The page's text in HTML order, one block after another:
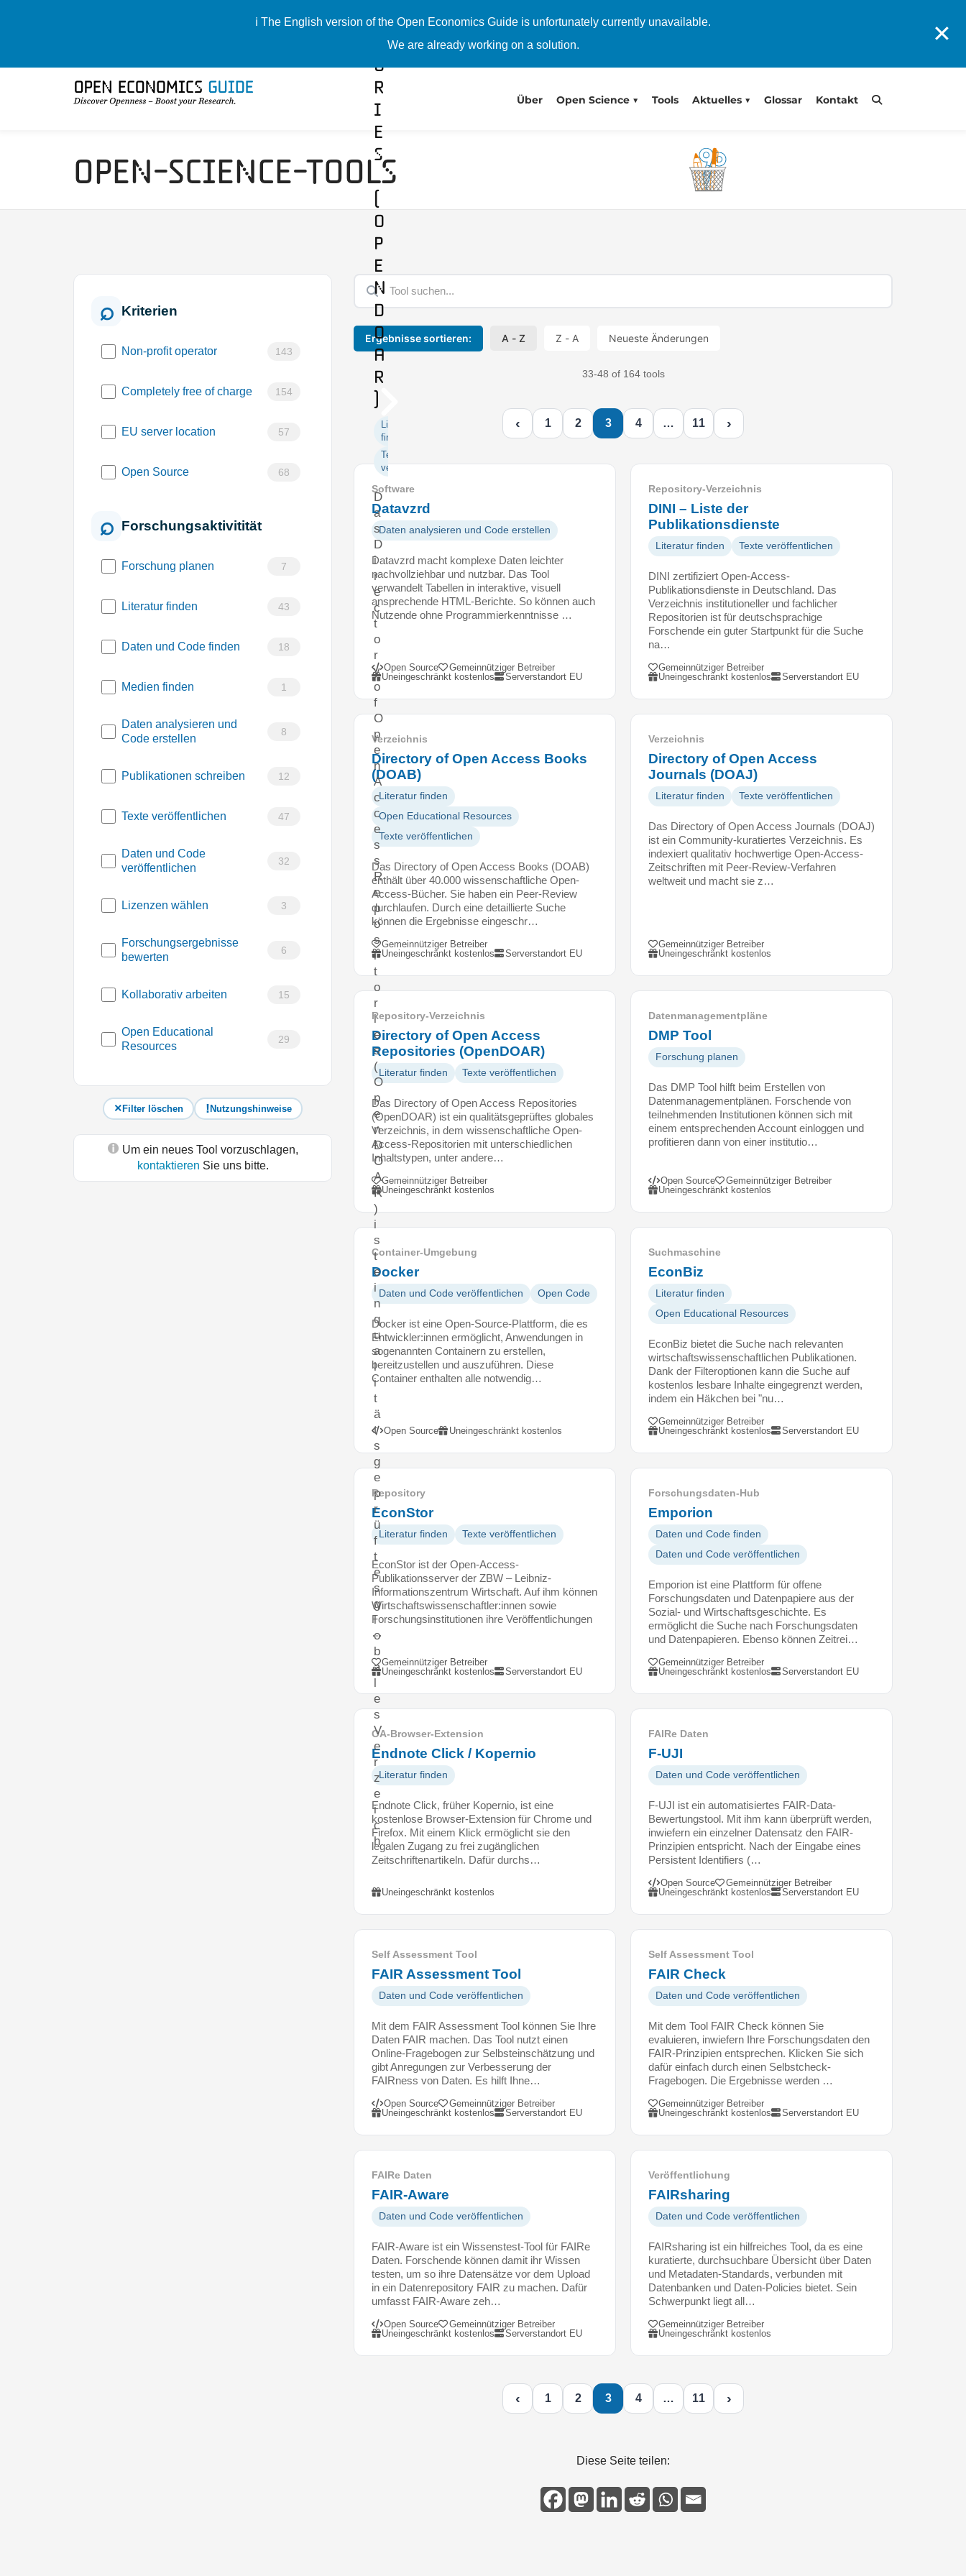
ℹ️ The English version of the Open Economics Guide is unfortunately currently unavailable.
We are already working on a solution.
✕
Über Open Science Tools Aktuelles Glossar Kontakt
Open-Science-Tools
Kriterien
Non-profit operator 143
Completely free of charge 154
EU server location 57
Open Source 68
Forschungsaktivitität
Forschung planen 7
Literatur finden 43
Daten und Code finden 18
Medien finden 1
Daten analysieren und
Code erstellen
8
Publikationen schreiben 12
Texte veröffentlichen 47
Daten und Code
veröffentlichen
32
Lizenzen wählen 3
Forschungsergebnisse
bewerten
6
Kollaborativ arbeiten 15
Open Educational
Resources
29
Filter löschen Nutzungshinweise
Um ein neues Tool vorzuschlagen,
kontaktieren Sie uns bitte.
Ergebnisse sortieren: A - Z Z - A Neueste Änderungen
33-48 of 164 tools
i
o
r
i
e
s
(
O
p
e
n
D
O
A
R
)
Literatur
finden
Texte
veröffentlichen
D
a
s
D
i
r
e
c
t
o
r
y
o
f
O
p
e
n
A
c
c
e
s
s
R
e
p
o
s
i
t
o
r
i
e
s
(
O
p
e
n
D
O
A
R
)
i
s
t
e
i
n
q
u
a
l
i
t
ä
t
s
g
e
p
r
ü
f
t
e
s
g
l
o
b
a
l
e
s
V
e
r
z
e
i
c
h
n
s
d
e
m
w
s
s
e
n
c
t
l
c
e
O
p
e
-
‹ 1 2 3 4 … 11 ›
Software
Datavzrd
Daten analysieren und Code erstellen
Datavzrd macht komplexe Daten leichter
nachvollziehbar und nutzbar. Das Tool
verwandelt Tabellen in interaktive, visuell
ansprechende HTML-Berichte. So können auch
Nutzende ohne Programmierkenntnisse …
Open Source
Gemeinnütziger Betreiber
Uneingeschränkt kostenlos
Serverstandort EU
Repository-Verzeichnis
DINI – Liste der
Publikationsdienste
Literatur finden Texte veröffentlichen
DINI zertifiziert Open-Access-
Publikationsdienste in Deutschland. Das
Verzeichnis institutioneller und fachlicher
Repositorien ist für deutschsprachige
Forschende ein guter Startpunkt für die Suche
na…
Gemeinnütziger Betreiber
Uneingeschränkt kostenlos
Serverstandort EU
Verzeichnis
Directory of Open Access Books
(DOAB)
Literatur finden
Open Educational Resources
Texte veröffentlichen
Das Directory of Open Access Books (DOAB)
enthält über 40.000 wissenschaftliche Open-
Access-Bücher. Sie haben ein Peer-Review
durchlaufen. Durch eine detaillierte Suche
können die Ergebnisse eingeschr…
Gemeinnütziger Betreiber
Uneingeschränkt kostenlos
Serverstandort EU
Verzeichnis
Directory of Open Access
Journals (DOAJ)
Literatur finden Texte veröffentlichen
Das Directory of Open Access Journals (DOAJ)
ist ein Community-kuratiertes Verzeichnis. Es
indexiert qualitativ hochwertige Open-Access-
Zeitschriften mit Peer-Review-Verfahren
weltweit und macht sie z…
Gemeinnütziger Betreiber
Uneingeschränkt kostenlos
Repository-Verzeichnis
Directory of Open Access
Repositories (OpenDOAR)
Literatur finden Texte veröffentlichen
Das Directory of Open Access Repositories
(OpenDOAR) ist ein qualitätsgeprüftes globales
Verzeichnis, in dem wissenschaftliche Open-
Access-Repositorien mit unterschiedlichen
Inhaltstypen, unter andere…
Gemeinnütziger Betreiber
Uneingeschränkt kostenlos
Datenmanagementpläne
DMP Tool
Forschung planen
Das DMP Tool hilft beim Erstellen von
Datenmanagementplänen. Forschende von
teilnehmenden Institutionen können sich mit
einem entsprechenden Account einloggen und
profitieren dann von einer institutio…
Open Source
Gemeinnütziger Betreiber
Uneingeschränkt kostenlos
Container-Umgebung
Docker
Daten und Code veröffentlichen Open Code
Docker ist eine Open-Source-Plattform, die es
Entwickler:innen ermöglicht, Anwendungen in
sogenannten Containern zu erstellen,
bereitzustellen und auszuführen. Diese
Container enthalten alle notwendig…
Open Source Uneingeschränkt kostenlos
Suchmaschine
EconBiz
Literatur finden
Open Educational Resources
EconBiz bietet die Suche nach relevanten
wirtschaftswissenschaftlichen Publikationen.
Dank der Filteroptionen kann die Suche auf
kostenlos lesbare Inhalte eingegrenzt werden,
indem ein Häkchen bei "nu…
Gemeinnütziger Betreiber
Uneingeschränkt kostenlos
Serverstandort EU
Repository
EconStor
Literatur finden Texte veröffentlichen
EconStor ist der Open-Access-
Publikationsserver der ZBW – Leibniz-
Informationszentrum Wirtschaft. Auf ihm können
Wirtschaftswissenschaftler:innen sowie
Forschungsinstitutionen ihre Veröffentlichungen
…
Gemeinnütziger Betreiber
Uneingeschränkt kostenlos
Serverstandort EU
Forschungsdaten-Hub
Emporion
Daten und Code finden
Daten und Code veröffentlichen
Emporion ist eine Plattform für offene
Forschungsdaten und Datenpapiere aus der
Sozial- und Wirtschaftsgeschichte. Es
ermöglicht die Suche nach Forschungsdaten
und Datenpapieren. Ebenso können Zeitrei…
Gemeinnütziger Betreiber
Uneingeschränkt kostenlos
Serverstandort EU
OA-Browser-Extension
Endnote Click / Kopernio
Literatur finden
Endnote Click, früher Kopernio, ist eine
kostenlose Browser-Extension für Chrome und
Firefox. Mit einem Klick ermöglicht sie den
legalen Zugang zu frei zugänglichen
Zeitschriftenartikeln. Dafür durchs…
Uneingeschränkt kostenlos
FAIRe Daten
F-UJI
Daten und Code veröffentlichen
F-UJI ist ein automatisiertes FAIR-Data-
Bewertungstool. Mit ihm kann überprüft werden,
inwiefern ein einzelner Datensatz den FAIR-
Prinzipien entspricht. Nach der Eingabe eines
Persistent Identifiers (…
Open Source
Gemeinnütziger Betreiber
Uneingeschränkt kostenlos
Serverstandort EU
Self Assessment Tool
FAIR Assessment Tool
Daten und Code veröffentlichen
Mit dem FAIR Assessment Tool können Sie Ihre
Daten FAIR machen. Das Tool nutzt einen
Online-Fragebogen zur Selbsteinschätzung und
gibt Anregungen zur Verbesserung der
FAIRness von Daten. Es hilft Ihne…
Open Source
Gemeinnütziger Betreiber
Uneingeschränkt kostenlos
Serverstandort EU
Self Assessment Tool
FAIR Check
Daten und Code veröffentlichen
Mit dem Tool FAIR Check können Sie
evaluieren, inwiefern Ihre Forschungsdaten den
FAIR-Prinzipien entsprechen. Klicken Sie sich
dafür einfach durch einen Selbstcheck-
Fragebogen. Die Ergebnisse werden …
Gemeinnütziger Betreiber
Uneingeschränkt kostenlos
Serverstandort EU
FAIRe Daten
FAIR-Aware
Daten und Code veröffentlichen
FAIR-Aware ist ein Wissenstest-Tool für FAIRe
Daten. Forschende können damit ihr Wissen
testen, um so ihre Datensätze vor dem Upload
in ein Datenrepository FAIR zu machen. Dafür
umfasst FAIR-Aware zeh…
Open Source
Gemeinnütziger Betreiber
Uneingeschränkt kostenlos
Serverstandort EU
Veröffentlichung
FAIRsharing
Daten und Code veröffentlichen
FAIRsharing ist ein hilfreiches Tool, da es eine
kuratierte, durchsuchbare Übersicht über Daten
und Metadaten-Standards, verbunden mit
Datenbanken und Daten-Policies bietet. Sein
Schwerpunkt liegt all…
Gemeinnütziger Betreiber
Uneingeschränkt kostenlos
‹ 1 2 3 4 … 11 ›
Diese Seite teilen: